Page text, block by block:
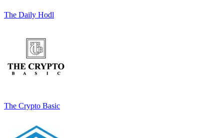
The Daily Hodl
The Crypto Basic